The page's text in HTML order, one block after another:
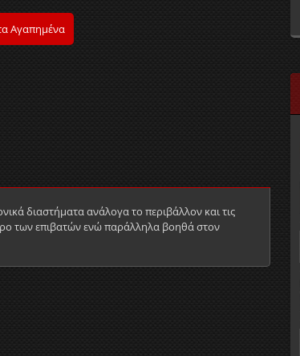
Αγαπημένα
διαστήματα ανάλογα το περιβάλλον και τις
των επιβατών ενώ παράλληλα βοηθά στον